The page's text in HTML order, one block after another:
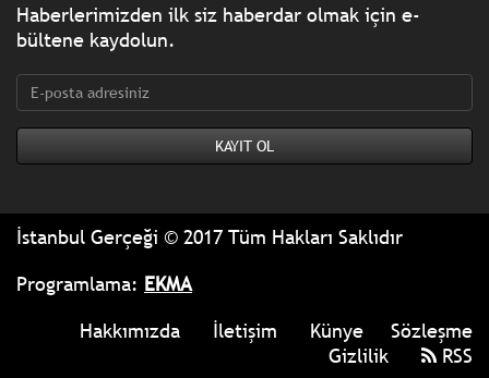
Haberlerimizden ilk siz haberdar olmak için e-
bültene kaydolun.
İstanbul Gerçeği © 2017 Tüm Hakları Saklıdır
Programlama: EKMA
Hakkımızda
İletişim Künye
Sözleşme
Gizlilik
RSS